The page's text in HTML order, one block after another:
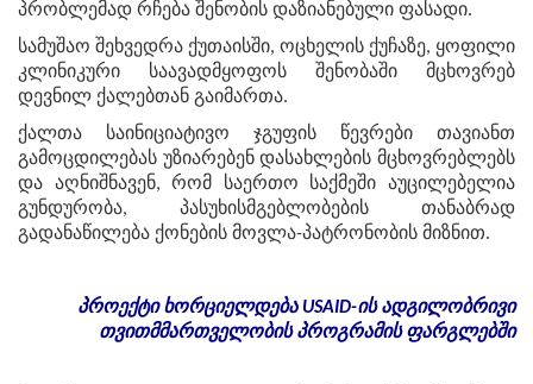
პრობლემად რჩება შენობის დაზიანებული ფასადი.
სამუშაო შეხვედრა ქუთაისში, ოცხელის ქუჩაზე, ყოფილი
კლინიკური საავადმყოფოს შენობაში მცხოვრებ
დევნილ ქალებთან გაიმართა.
ქალთა საინიციატივო ჯგუფის წევრები თავიანთ
გამოცდილებას უზიარებენ დასახლების მცხოვრებლებს
და აღნიშნავენ, რომ საერთო საქმეში აუცილებელია
გუნდურობა, პასუხისმგებლობების თანაბრად
გადანაწილება ქონების მოვლა-პატრონობის მიზნით.
პროექტი ხორციელდებაUSAID-ის ადგილობრივი
თვითმმართველობის პროგრამის ფარგლებში